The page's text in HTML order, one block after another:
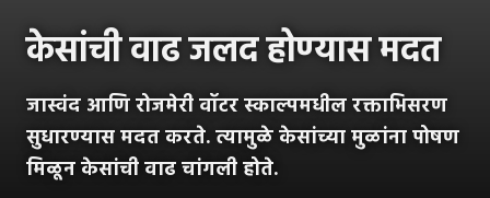
केसांची वाढ जलद होण्यास मदत
जास्वंद आणि रोजमेरी वॉटर स्काल्पमधील रक्ताभिसरण
सुधारण्यास मदत करते. त्यामुळे केसांच्या मुळांना पोषण
मिळून केसांची वाढ चांगली होते.